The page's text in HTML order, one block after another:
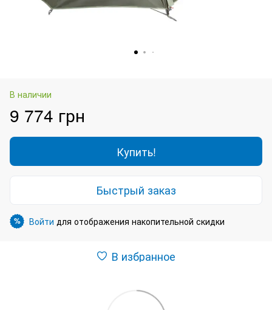
В наличии
9 774 грн
Купить!
Быстрый заказ
% Войти для отображения накопительной скидки
В избранное